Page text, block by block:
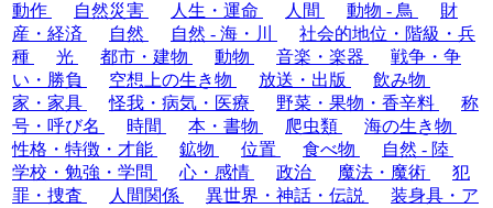
動作
自然災害 人生・運命 人間 動物 - 鳥
財
産・経済
自然 自然 - 海・川
社会的地位・階級・兵
種
光 都市・建物 動物 音楽・楽器
戦争・争
い・勝負
空想上の生き物 放送・出版
飲み物
家・家具
怪我・病気・医療 野菜・果物・香辛料
称
号・呼び名
時間 本・書物 爬虫類
海の生き物
性格・特徴・才能
鉱物 位置 食べ物
自然 - 陸
学校・勉強・学問
心・感情 政治 魔法・魔術
犯
罪・捜査
人間関係 異世界・神話・伝説
装身具・ア